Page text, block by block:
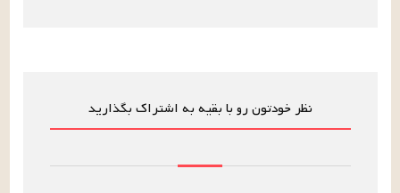
نظر خودتون رو با بقیه به اشتراک بگذارید